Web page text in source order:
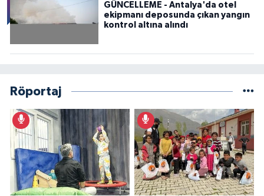
GÜNCELLEME - Antalya'da otel
ekipmanı deposunda çıkan yangın
kontrol altına alındı
Röportaj